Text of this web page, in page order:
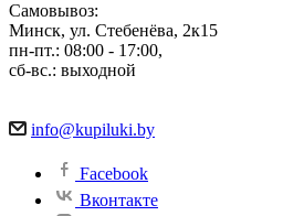
Самовывоз:
Минск, ул. Стебенёва, 2к15
пн-пт.: 08:00 - 17:00,
сб-вс.: выходной
info@kupiluki.by
Facebook
Вконтакте